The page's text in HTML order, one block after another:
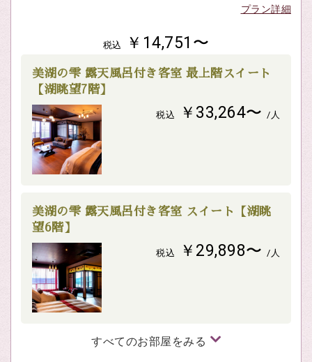
プラン詳細
税込 ￥14,751〜
美湖の雫 露天風呂付き客室 最上階スイート
【湖眺望7階】
税込 ￥33,264〜 /人
美湖の雫 露天風呂付き客室 スイート【湖眺
望6階】
税込 ￥29,898〜 /人
すべてのお部屋をみる